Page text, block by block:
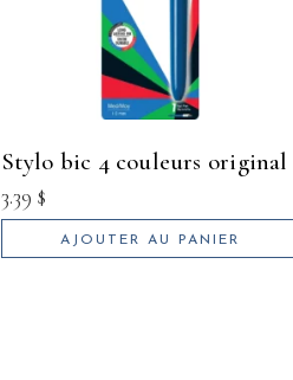
stylo bic 4 couleurs original
3.39 $
AJOUTER AU PANIER